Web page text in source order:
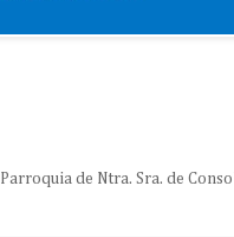
Parroquia de Ntra. Sra. de